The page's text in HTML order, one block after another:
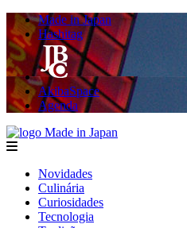
Made in Japan
Hashitag
AkibaSpace
Agenda
menu
Novidades
Culinária
Curiosidades
Tecnologia